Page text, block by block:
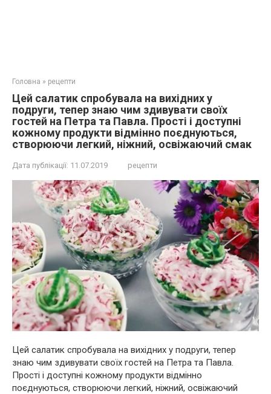
Головна » рецепти
Цeй салатик спробувала на вихідних у
подруги, тепер знаю чим здивувати своїх
гостей на Петра та Павла. Прості і доступні
кожному продукти відмінно поєднуються,
створюючи легкий, ніжний, освіжаючий смак
Дата публікації: 11.07.2019 рецепти
Цeй салатик спробувала на вихідних у подруги, тепер
знаю чим здивувати своїх гостей на Петра та Павла.
Прості і доступні кожному продукти відмінно
поєднуються, створюючи легкий, ніжний, освіжаючий